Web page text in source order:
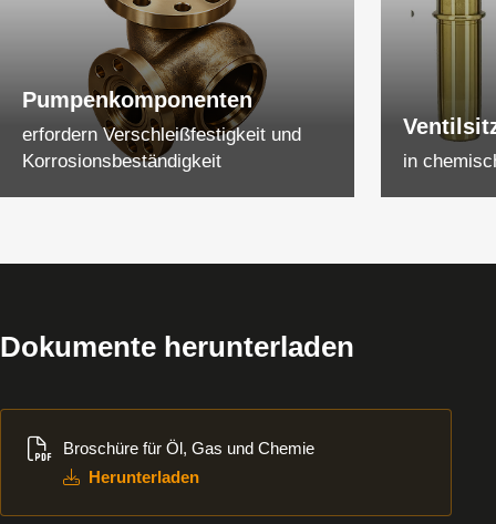
Pumpenkomponenten
erfordern Verschleißfestigkeit und
Korrosionsbeständigkeit
in
Dokumente herunterladen
Broschüre für Öl, Gas und Chemie
Herunterladen